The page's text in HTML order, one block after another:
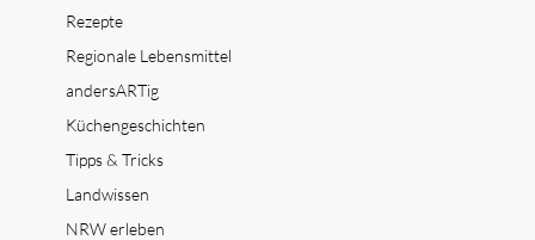
Rezepte
Regionale Lebensmittel
andersARTig
Küchengeschichten
Tipps & Tricks
Landwissen
NRW erleben